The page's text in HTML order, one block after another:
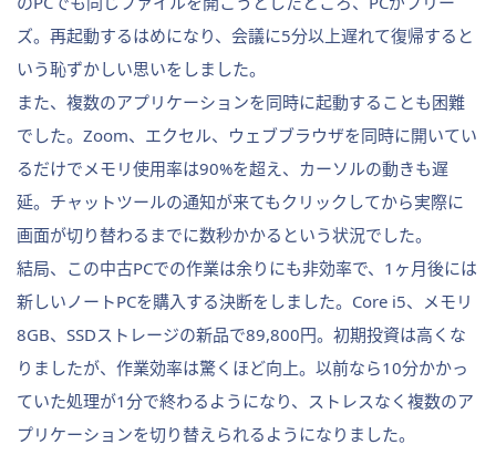
ズ。再起動するはめになり、会議に5分以上遅れて復帰すると
いう恥ずかしい思いをしました。
また、複数のアプリケーションを同時に起動することも困難
でした。Zoom、エクセル、ウェブブラウザを同時に開いてい
るだけでメモリ使用率は90%を超え、カーソルの動きも遅
延。チャットツールの通知が来てもクリックしてから実際に
画面が切り替わるまでに数秒かかるという状況でした。
結局、この中古PCでの作業は余りにも非効率で、1ヶ月後には
新しいノートPCを購入する決断をしました。Core i5、メモリ
8GB、SSDストレージの新品で89,800円。初期投資は高くな
りましたが、作業効率は驚くほど向上。以前なら10分かかっ
ていた処理が1分で終わるようになり、ストレスなく複数のア
プリケーションを切り替えられるようになりました。